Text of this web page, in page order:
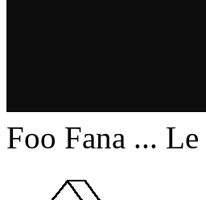
Foo Fana ...